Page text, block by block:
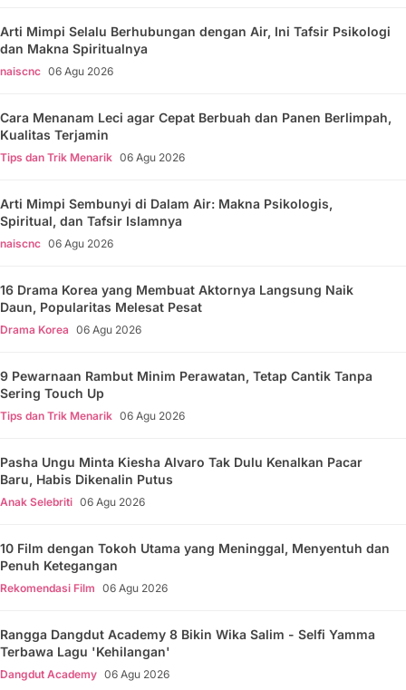
Arti Mimpi Selalu Berhubungan dengan Air, Ini Tafsir Psikologi
dan Makna Spiritualnya
naiscnc 06 Agu 2026
Cara Menanam Leci agar Cepat Berbuah dan Panen Berlimpah,
Kualitas Terjamin
Tips dan Trik Menarik 06 Agu 2026
Arti Mimpi Sembunyi di Dalam Air: Makna Psikologis,
Spiritual, dan Tafsir Islamnya
naiscnc 06 Agu 2026
16 Drama Korea yang Membuat Aktornya Langsung Naik
Daun, Popularitas Melesat Pesat
Drama Korea 06 Agu 2026
9 Pewarnaan Rambut Minim Perawatan, Tetap Cantik Tanpa
Sering Touch Up
Tips dan Trik Menarik 06 Agu 2026
Pasha Ungu Minta Kiesha Alvaro Tak Dulu Kenalkan Pacar
Baru, Habis Dikenalin Putus
Anak Selebriti 06 Agu 2026
10 Film dengan Tokoh Utama yang Meninggal, Menyentuh dan
Penuh Ketegangan
Rekomendasi Film 06 Agu 2026
Rangga Dangdut Academy 8 Bikin Wika Salim - Selfi Yamma
Terbawa Lagu 'Kehilangan'
Dangdut Academy 06 Agu 2026